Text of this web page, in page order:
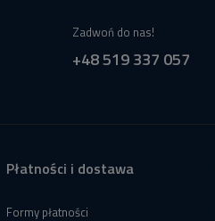
Zadwoń do nas!
+48 519 337 057
Płatności i dostawa
Formy płatności